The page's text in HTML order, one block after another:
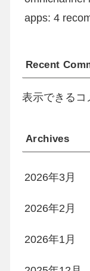
apps: 4
Recent
表示できるコ
Archives
2026年3月
2026年2月
2026年1月